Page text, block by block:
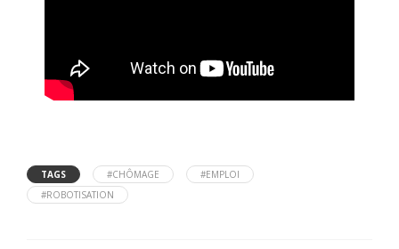
TAGS #CHÔMAGE
#EMPLOI
#ROBOTISATION